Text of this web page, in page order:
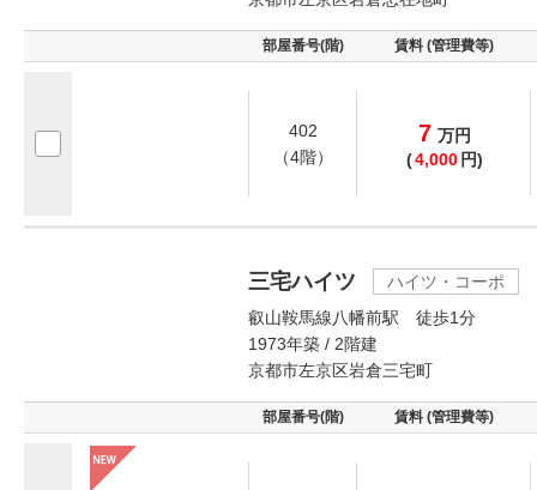
部屋番号(階) 賃料 (管理費等)
402
（4階）
7 万円
(4,000 円)
三宅ハイツ
ハイツ・コーポ
叡山鞍馬線八幡前駅 徒歩1分
1973年築 / 2階建
京都市左京区岩倉三宅町
部屋番号(階) 賃料 (管理費等)